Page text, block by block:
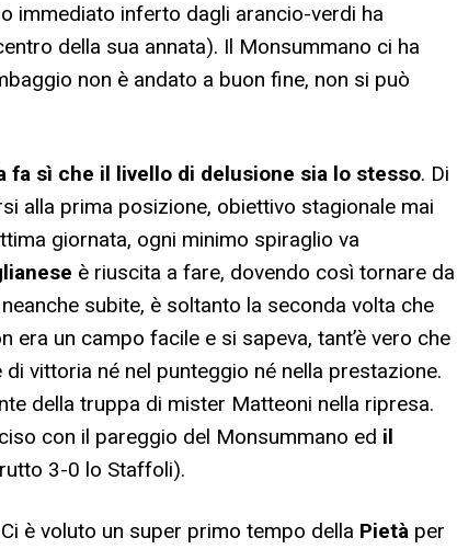
immediato inferto dagli arancio-verdi ha
della sua annata). Il Monsummano ci ha
non è andato a buon fine, non si può
fa sì che il livello di delusione sia lo stesso. Di
alla prima posizione, obiettivo stagionale mai
giornata, ogni minimo spiraglio va
è riuscita a fare, dovendo così tornare da
subite, è soltanto la seconda volta che
era un campo facile e si sapeva, tant’è vero che
vittoria né nel punteggio né nella prestazione.
della truppa di mister Matteoni nella ripresa.
con il pareggio del Monsummano ed il
3-0 lo Staffoli).
è voluto un super primo tempo della Pietà per